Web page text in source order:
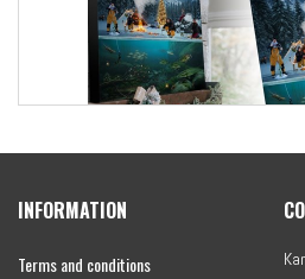
€155.16
INFORMATION
Terms and conditions